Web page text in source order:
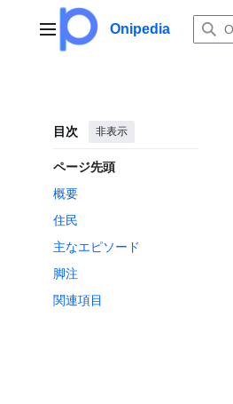
メインメニューOnipedia
目次 非表示
ページ先頭
概要
住民
主なエピソード
脚注
関連項目